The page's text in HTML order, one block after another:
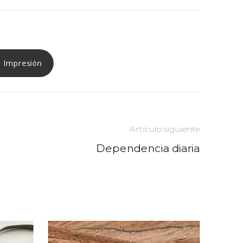
Impresión
Artículo siguiente
Dependencia diaria